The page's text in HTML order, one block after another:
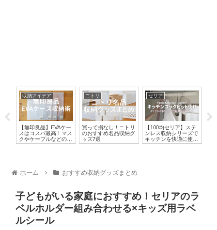
収納アイデア
【無印良品】EVAケー
スはコスパ最高！マス
クやケーブルなどの収
納術・収納アイデア13
ニトリ
買って損なし！ニトリ
のおすすめ名品収納グ
ッズ7選
セリア
【100均セリア】ステ
ンレス収納シリーズで
キッチンを快適に使い
やすくする
ホーム おすすめ収納グッズまとめ
子どもがいる家庭におすすめ！セリアのラ
ベルホルダー組み合わせる×キッズ用ラベ
ルシール